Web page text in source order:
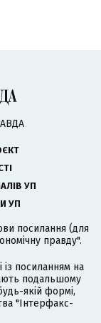
УП
УП
посилання (для
правду".
із посиланням на
подальшому
якій формі,
"Інтерфакс-